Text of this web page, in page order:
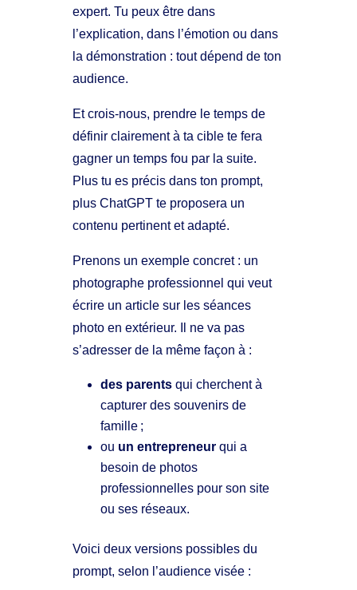
expert. Tu peux être dans
l’explication, dans l’émotion ou dans
la démonstration : tout dépend de ton
audience.
Et crois-nous, prendre le temps de
définir clairement à ta cible te fera
gagner un temps fou par la suite.
Plus tu es précis dans ton prompt,
plus ChatGPT te proposera un
contenu pertinent et adapté.
Prenons un exemple concret : un
photographe professionnel qui veut
écrire un article sur les séances
photo en extérieur. Il ne va pas
s’adresser de la même façon à :
des parents qui cherchent à
capturer des souvenirs de
famille ;
ou un entrepreneur qui a
besoin de photos
professionnelles pour son site
ou ses réseaux.
Voici deux versions possibles du
prompt, selon l’audience visée :